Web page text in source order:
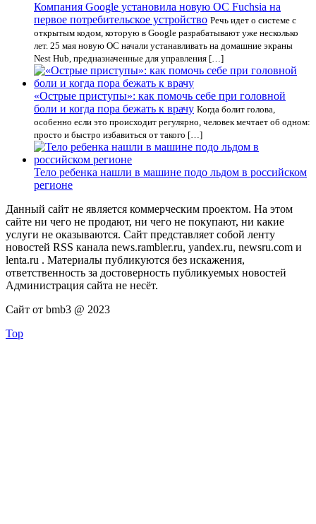
Компания Google установила новую OC Fuchsia на
первое потребительское устройство Речь идет о системе с
открытым кодом, которую в Google разрабатывают уже несколько
лет. 25 мая новую ОС начали устанавливать на домашние экраны
Nest Hub, предназначенные для управления […]
«Острые приступы»: как помочь себе при головной
боли и когда пора бежать к врачу Когда болит голова,
особенно если это происходит регулярно, человек мечтает об одном:
просто и быстро избавиться от такого […]
Тело ребенка нашли в машине подо льдом в российском
регионе
Данный сайт не является коммерческим проектом. На этом
сайте ни чего не продают, ни чего не покупают, ни какие
услуги не оказываются. Сайт представляет собой ленту
новостей RSS канала news.rambler.ru, yandex.ru, newsru.com и
lenta.ru . Материалы публикуются без искажения,
ответственность за достоверность публикуемых новостей
Администрация сайта не несёт.
Сайт от bmb3 @ 2023
Top